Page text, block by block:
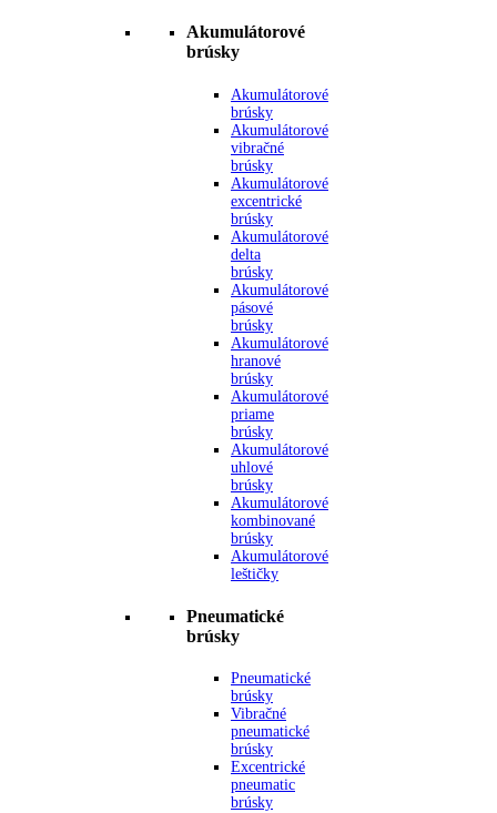
Akumulátorové
brúsky
Akumulátorové
brúsky
Akumulátorové
vibračné
brúsky
Akumulátorové
excentrické
brúsky
Akumulátorové
delta
brúsky
Akumulátorové
pásové
brúsky
Akumulátorové
hranové
brúsky
Akumulátorové
priame
brúsky
Akumulátorové
uhlové
brúsky
Akumulátorové
kombinované
brúsky
Akumulátorové
leštičky
Pneumatické
brúsky
Pneumatické
brúsky
Vibračné
pneumatické
brúsky
Excentrické
pneumatic
brúsky